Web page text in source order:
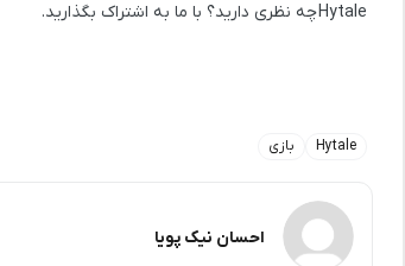
Hytaleچه نظری دارید؟ با ما به اشتراک بگذارید.
Hytale بازی
احسان نیک پویا